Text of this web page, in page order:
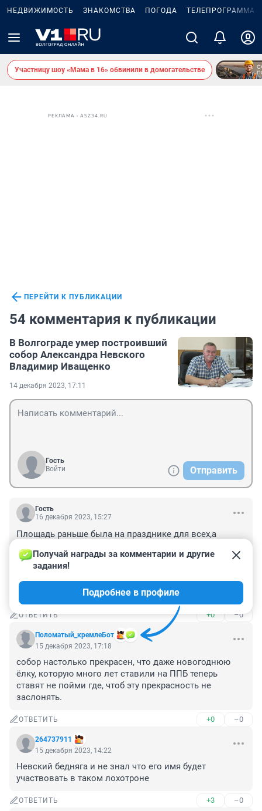
НЕДВИЖИМОСТЬ ЗНАКОМСТВА ПОГОДА ТЕЛЕПРОГРАММА
Участницу шоу «Мама в 16» обвинили в домогательстве
РЕКЛАМА • ASZ34.RU
ПЕРЕЙТИ К ПУБЛИКАЦИИ
54 комментария к публикации
В Волгограде умер построивший
собор Александра Невского
Владимир Иващенко
14 декабря 2023, 17:11
Гость
Войти
Отправить
Гость
16 декабря 2023, 15:27
Площадь раньше была на празднике для всех,а
Рождество!,выбросили в яму,т.е.в пойму.если на
площади Рождество отмечали сотни тысяч,то
сейчас,человек триста спускаются в яму,вот вам и
ОТВЕТИТЬ +0 –0
Поломатый_кремлеБот
Получай награды за комментарии и другие
задания!
Подробнее в профиле
15 декабря 2023, 17:18
собор настолько прекрасен, что даже новогоднюю
ёлку, которую много лет ставили на ППБ теперь
ставят не пойми где, чтоб эту прекрасность не
заслонять.
ОТВЕТИТЬ +0 –0
264737911
15 декабря 2023, 14:22
Невский бедняга и не знал что его имя будет
участвовать в таком лохотроне
ОТВЕТИТЬ +3 –0